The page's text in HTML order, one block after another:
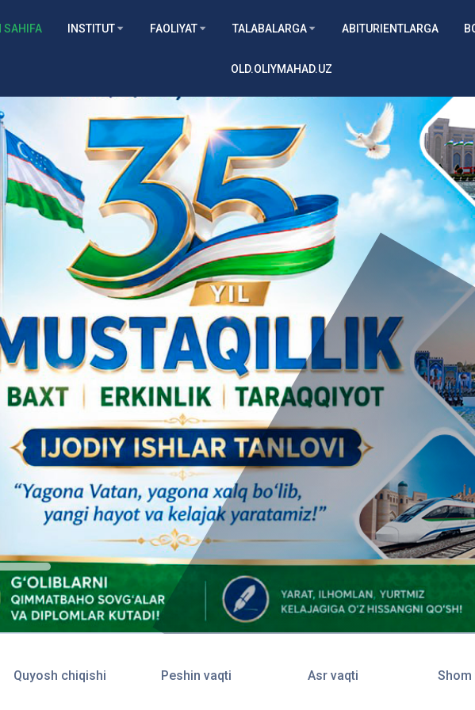
SAHIFA INSTITUT FAOLIYAT TALABALARGA ABITURIENTLARGA
OLD.OLIYMAHAD.UZ
Quyosh chiqishi Peshin vaqti Asr vaqti Shom